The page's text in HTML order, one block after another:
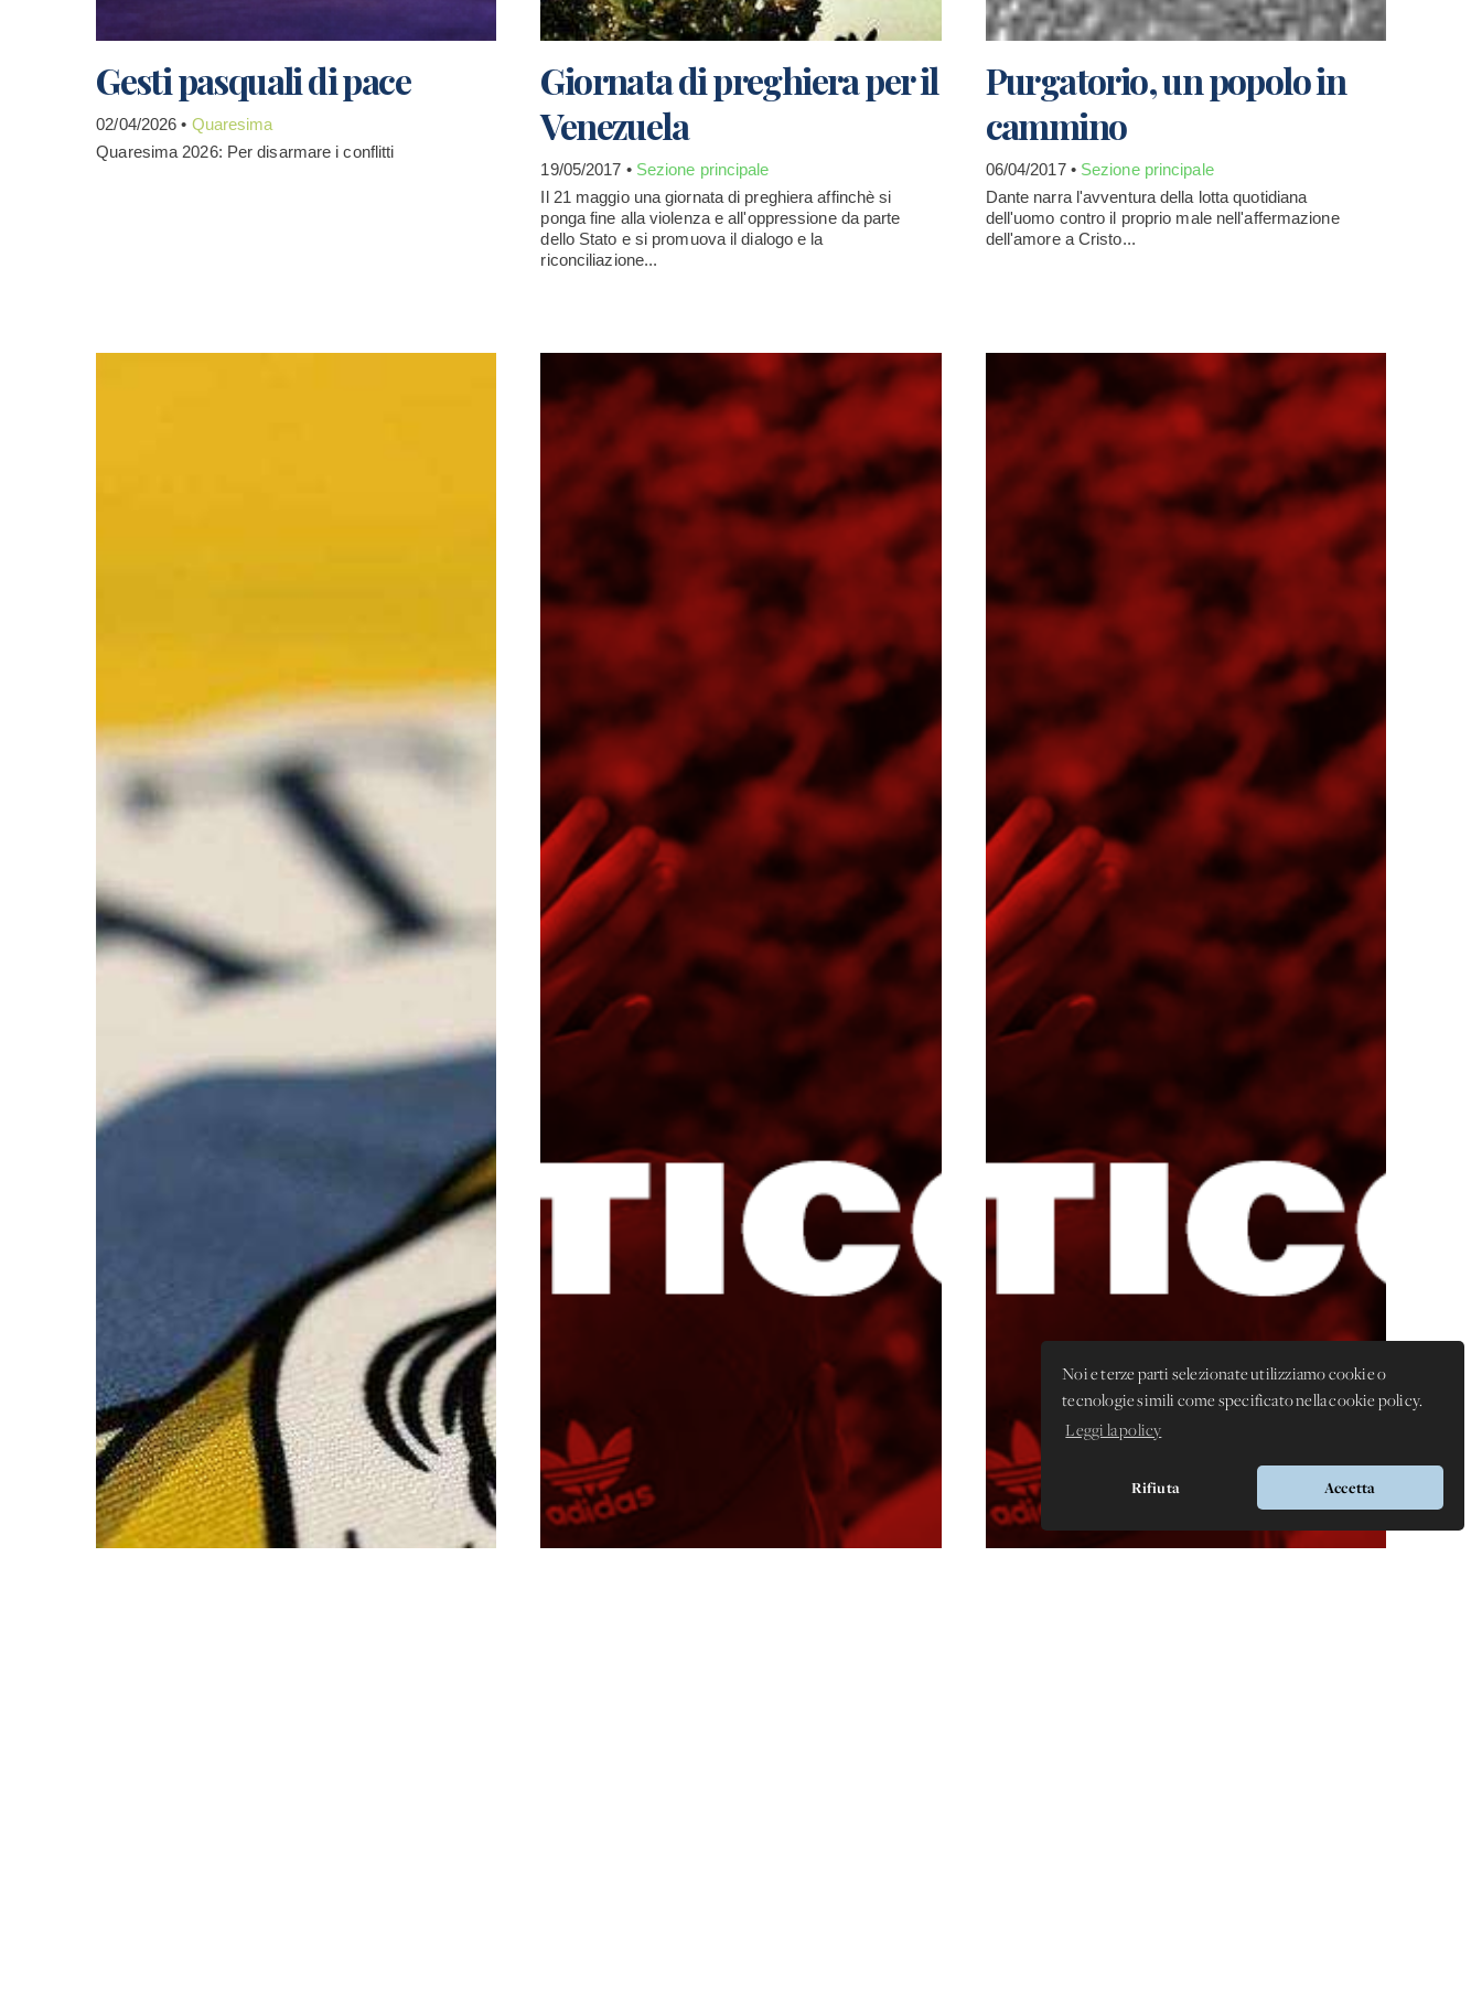
Noi e terze parti selezionate utilizziamo cookie o
tecnologie simili come specificato nella cookie policy.
Leggi la policy
Rifiuta Accetta
Gesti pasquali di pace
02/04/2026 • Quaresima
Quaresima 2026: Per disarmare i conflitti
Giornata di preghiera per il
Venezuela
19/05/2017 • Sezione principale
Il 21 maggio una giornata di preghiera affinchè si
ponga fine alla violenza e all'oppressione da parte
dello Stato e si promuova il dialogo e la
riconciliazione...
Purgatorio, un popolo in
cammino
06/04/2017 • Sezione principale
Dante narra l'avventura della lotta quotidiana
dell'uomo contro il proprio male nell'affermazione
dell'amore a Cristo...